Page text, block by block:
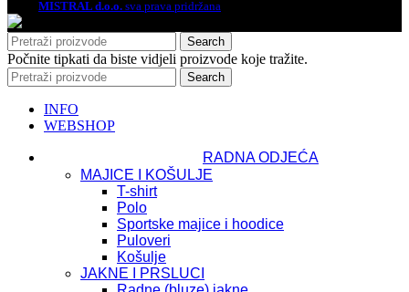
MISTRAL d.o.o. sva prava pridržana
Search
Počnite tipkati da biste vidjeli proizvode koje tražite.
Search
INFO
WEBSHOP
RADNA ODJEĆA
MAJICE I KOŠULJE
T-shirt
Polo
Sportske majice i hoodice
Puloveri
Košulje
JAKNE I PRSLUCI